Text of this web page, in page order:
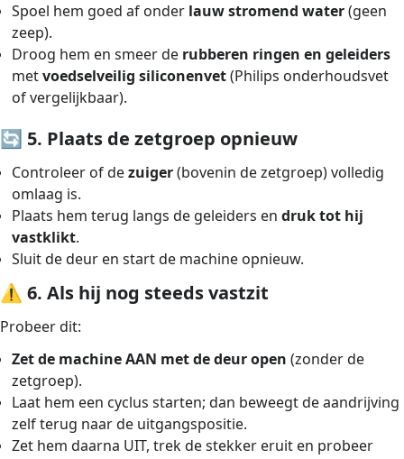
Spoel hem goed af onder lauw stromend water(geen
zeep).
Droog hem en smeer de rubberen ringen en geleiders
metvoedselveilig siliconenvet(Philips onderhoudsvet
of vergelijkbaar).
🔄 5. Plaats de zetgroep opnieuw
Controleer of dezuiger(bovenin de zetgroep) volledig
omlaag is.
Plaats hem terug langs de geleiders endruk tot hij
vastklikt.
Sluit de deur en start de machine opnieuw.
⚠️ 6. Als hij nog steeds vastzit
Probeer dit:
Zet de machine AAN met de deur open (zonder de
zetgroep).
Laat hem een cyclus starten; dan beweegt de aandrijving
zelf terug naar de uitgangspositie.
Zet hem daarna UIT, trek de stekker eruit en probeer